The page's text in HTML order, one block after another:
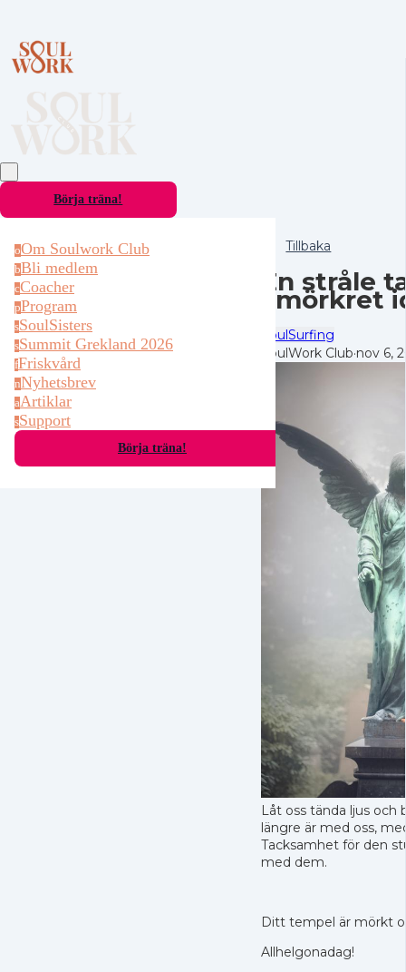
Börja träna!
oOm Soulwork Club
bBli medlem
cCoacher
pProgram
sSoulSisters
sSummit Grekland 2026
fFriskvård
nNyhetsbrev
aArtiklar
sSupport
Börja träna!
Tillbaka
En stråle
i mörkret
SoulSurfing
SoulWork Club·nov 6,
Låt oss tända ljus och
längre är med oss,
Tacksamhet för den
med dem.
Ditt tempel är mörkt
Allhelgonadag!